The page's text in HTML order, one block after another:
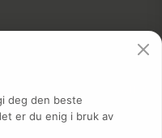
deg den beste
er du enig i bruk av